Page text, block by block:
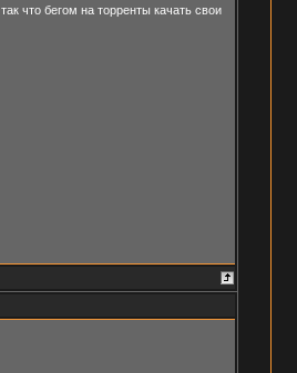
что бегом на торренты качать свои